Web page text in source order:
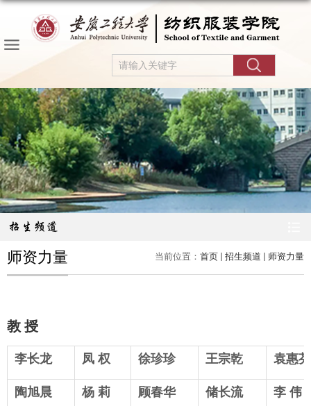
招生频道
当前位置： 首页 招生频道 师资力量
师资力量
教 授
李长龙 凤 权 徐珍珍 王宗乾 袁惠芬
陶旭晨 杨 莉 顾春华 储长流 李 伟